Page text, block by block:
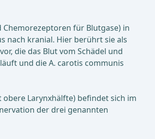
für Blutgase) in
nach kranial. Hier berührt sie als
die das Blut vom Schädel und
und die A. carotis communis
Larynxhälfte) befindet sich im
der drei genannten